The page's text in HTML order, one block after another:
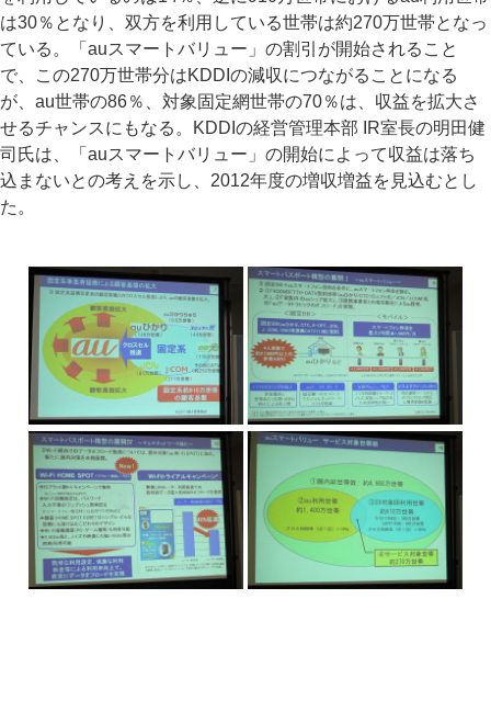
は30％となり、双方を利用している世帯は約270万世帯となっ
ている。「auスマートバリュー」の割引が開始されること
で、この270万世帯分はKDDIの減収につながることになる
が、au世帯の86％、対象固定網世帯の70％は、収益を拡大さ
せるチャンスにもなる。KDDIの経営管理本部 IR室長の明田健
司氏は、「auスマートバリュー」の開始によって収益は落ち
込まないとの考えを示し、2012年度の増収増益を見込むとし
た。